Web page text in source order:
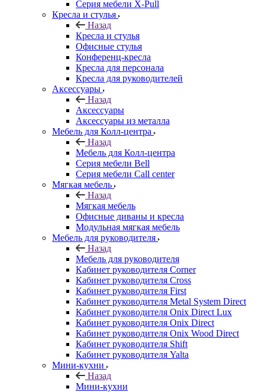
Серия мебели X-Pull
Кресла и стулья
Назад
Кресла и стулья
Офисные стулья
Конференц-кресла
Кресла для персонала
Кресла для руководителей
Аксессуары
Назад
Аксессуары
Аксессуары из металла
Мебель для Колл-центра
Назад
Мебель для Колл-центра
Серия мебели Bell
Серия мебели Call center
Мягкая мебель
Назад
Мягкая мебель
Офисные диваны и кресла
Модульная мягкая мебель
Мебель для руководителя
Назад
Мебель для руководителя
Кабинет руководителя Corner
Кабинет руководителя Cross
Кабинет руководителя First
Кабинет руководителя Metal System Direct
Кабинет руководителя Onix Direct Lux
Кабинет руководителя Onix Direct
Кабинет руководителя Onix Wood Direct
Кабинет руководителя Shift
Кабинет руководителя Yalta
Мини-кухни
Назад
Мини-кухни